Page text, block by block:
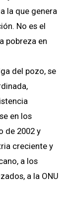
la que genera
No es el
pobreza en
del pozo, se
en los
de 2002 y
creciente y
a los
a la ONU